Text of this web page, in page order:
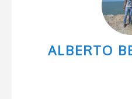
ALBERTO